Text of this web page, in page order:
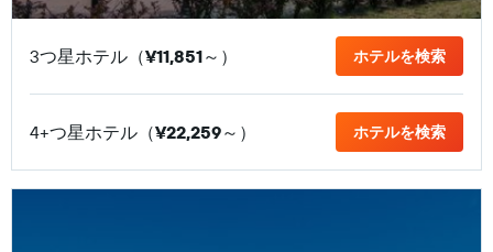
3つ星ホテル（¥11,851​～） ホテルを検索
4+つ星ホテル（¥22,259​～） ホテルを検索